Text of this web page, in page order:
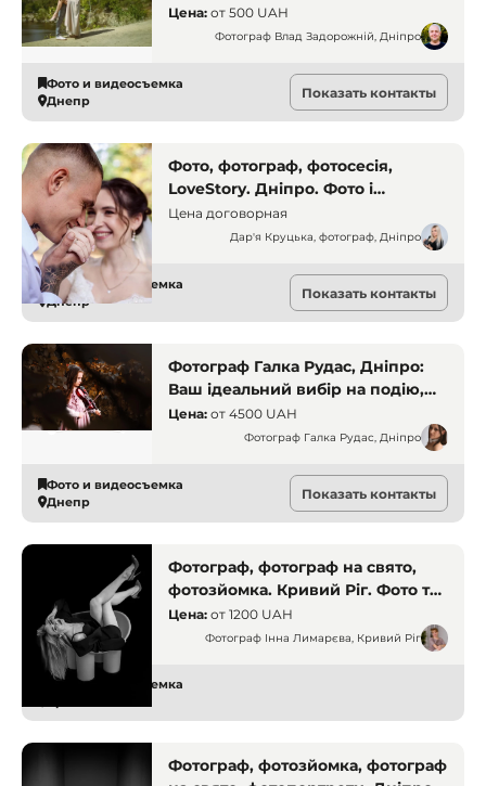
фото. Фотограф Влад
Задорожній. Дніпро.
Цена: от 500 UAH
Фотограф Влад Задорожній, Дніпро
Фото и видеосъемка
Днепр
Показать контакты
Фото, фотограф, фотосесія,
LoveStory. Дніпро. Фото і
відеозйомка
Цена договорная
Дар'я Круцька, фотограф, Дніпро
Фото и видеосъемка
Днепр
Показать контакты
Фотограф Галка Рудас, Дніпро:
Ваш ідеальний вибір на подію,
яку хочеться запам'ятати
Цена: от 4500 UAH
Фотограф Галка Рудас, Дніпро
Фото и видеосъемка
Днепр
Показать контакты
Фотограф, фотограф на свято,
фотозйомка. Кривий Ріг. Фото та
відео
Цена: от 1200 UAH
Фотограф Інна Лимарєва, Кривий Ріг
Фото и видеосъемка
Фотограф, фотозйомка, фотограф